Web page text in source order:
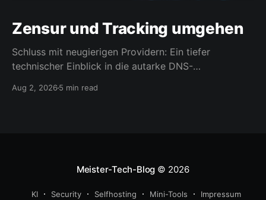
Zensur und Tracking umgehen
Schluss mit neugierigen Providern: Ein tiefer
technischer Einblick in die autarke DNS-
Aug 2, 20265 min read
Meister-Tech-Blog © 2026
KI Security Selfhosting Mini-Tools Impressum